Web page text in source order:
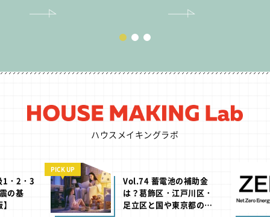
ハウスメイキングラボ
1・2・3
の基
PICK UP
Vol.74 蓄電池の補助金
は？葛飾区・江戸川区・
足立区と国や東京都の助